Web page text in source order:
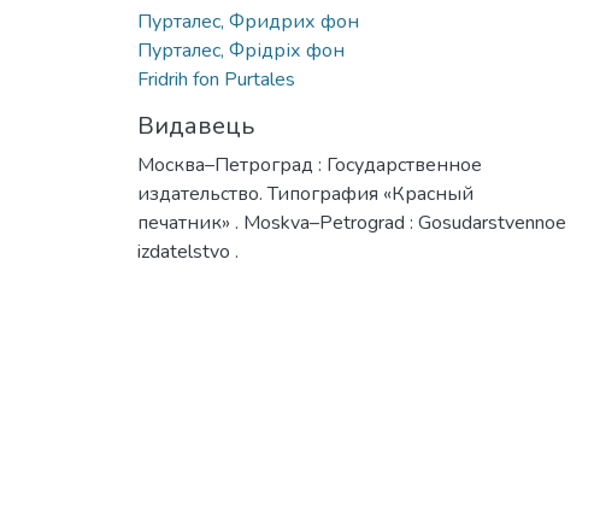
Пурталес, Фридрих фон
Пурталес, Фрідріх фон
Fridrih fon Purtales
Видавець
Москва–Петроград : Государственное
издательство. Типография «Красный
печатник» . Moskva–Petrograd : Gosudarstvennoe
izdatelstvo .